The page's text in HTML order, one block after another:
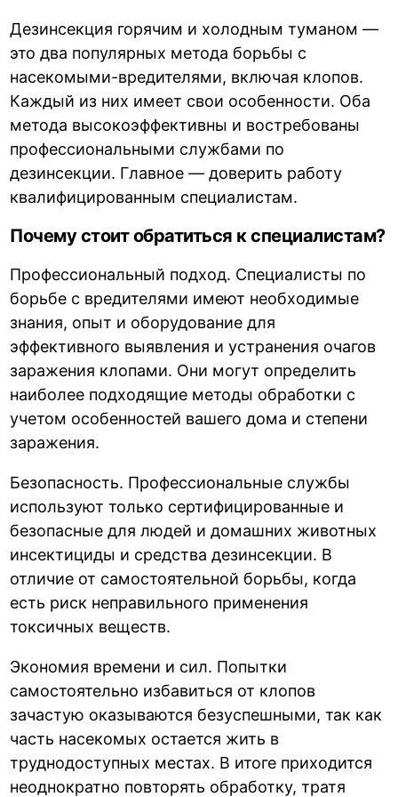
Дезинсекция горячим и холодным туманом —
это два популярных метода борьбы с
насекомыми-вредителями, включая клопов.
Каждый из них имеет свои особенности. Оба
метода высокоэффективны и востребованы
профессиональными службами по
дезинсекции. Главное — доверить работу
квалифицированным специалистам.
Почему стоит обратиться к специалистам?
Профессиональный подход. Специалисты по
борьбе с вредителями имеют необходимые
знания, опыт и оборудование для
эффективного выявления и устранения очагов
заражения клопами. Они могут определить
наиболее подходящие методы обработки с
учетом особенностей вашего дома и степени
заражения.
Безопасность. Профессиональные службы
используют только сертифицированные и
безопасные для людей и домашних животных
инсектициды и средства дезинсекции. В
отличие от самостоятельной борьбы, когда
есть риск неправильного применения
токсичных веществ.
Экономия времени и сил. Попытки
самостоятельно избавиться от клопов
зачастую оказываются безуспешными, так как
часть насекомых остается жить в
труднодоступных местах. В итоге приходится
неоднократно повторять обработку, тратя